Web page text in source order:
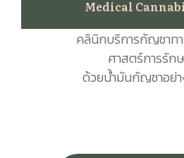
Medical
คลินิกบริการกัญชาท
ศาสตร์การรัก
ด้วยน้ำมันกัญชาอย่